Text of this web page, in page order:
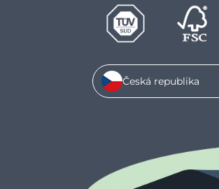
Česká republika